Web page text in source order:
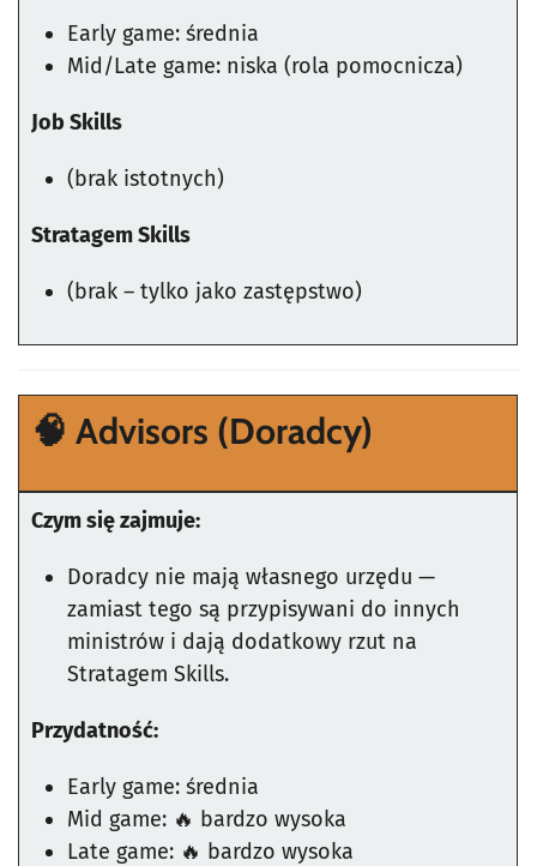
Early game: średnia
Mid/Late game: niska (rola pomocnicza)
Job Skills
(brak istotnych)
Stratagem Skills
(brak – tylko jako zastępstwo)
🧠 Advisors (Doradcy)
Czym się zajmuje:
Doradcy nie mają własnego urzędu —
zamiast tego są przypisywani do innych
ministrów i dają dodatkowy rzut na
Stratagem Skills.
Przydatność:
Early game: średnia
Mid game: 🔥 bardzo wysoka
Late game: 🔥 bardzo wysoka